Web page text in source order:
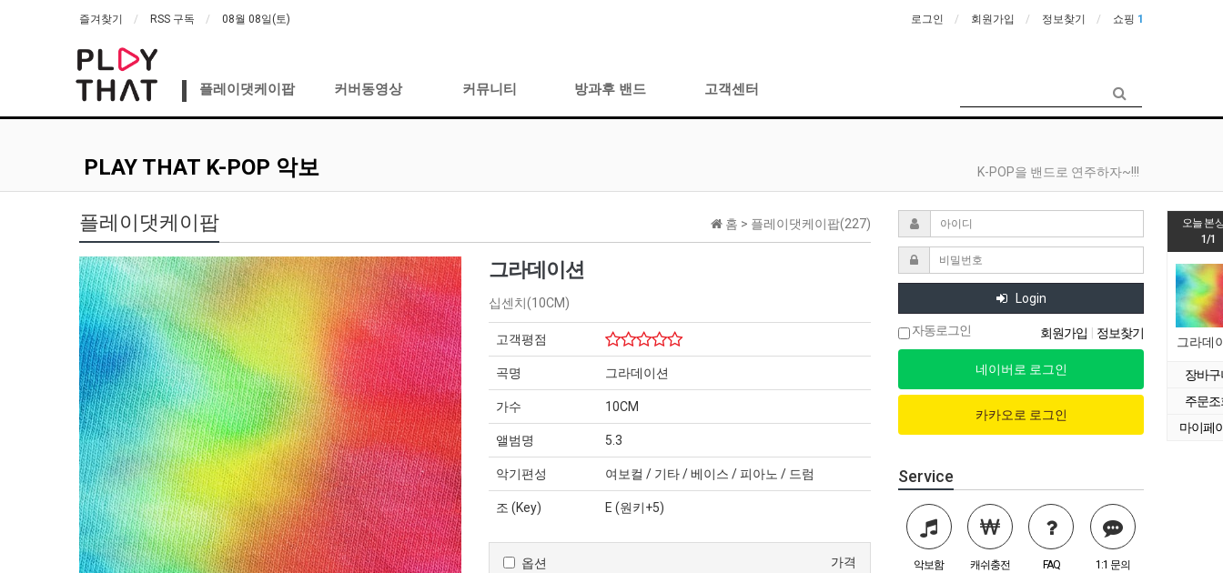
즐겨찾기 RSS 구독 08월 08일(토) 로그인 회원가입 정보찾기 쇼핑 1
플레이댓케이팝 커버동영상 커뮤니티 방과후 밴드 고객센터
PLAY THAT K-POP 악보 K-POP을 밴드로 연주하자~!!!
오늘 본
1/1
그라데
장바구
주문조
마이페
홈 > 플레이댓케이팝(227)
플레이댓케이팝
그라데이션
십센치(10CM)
고객평점
곡명 그라데이션
가수 10CM
앨범명 5.3
악기편성 여보컬 / 기타 / 베이스 / 피아노 / 드럼
조 (Key) E (원키+5)
가격
옵션
Login
자동로그인 회원가입 정보찾기
Service
악보함 캐쉬충전 FAQ 1:1 문의